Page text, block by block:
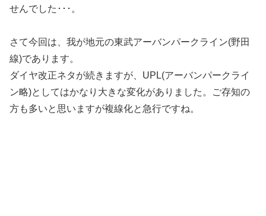
せんでした･･･。
さて今回は、我が地元の東武アーバンパークライン(野田
線)であります。
ダイヤ改正ネタが続きますが、UPL(アーバンパークライ
ン略)としてはかなり大きな変化がありました。ご存知の
方も多いと思いますが複線化と急行ですね。